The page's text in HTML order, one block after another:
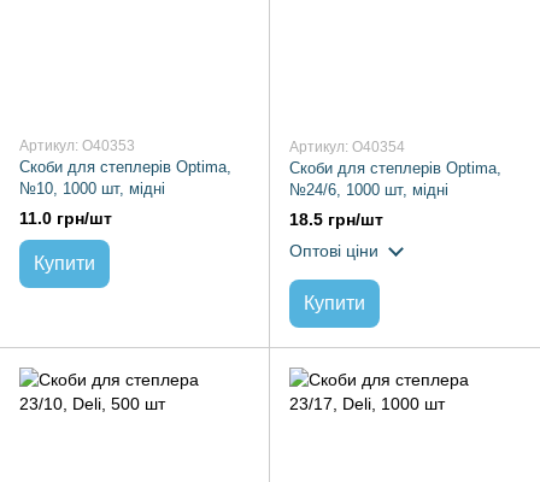
Артикул: O40353
Скоби для степлерів Optima,
№10, 1000 шт, мідні
11.0 грн/шт
Купити
Артикул: O40354
Скоби для степлерів Optima,
№24/6, 1000 шт, мідні
18.5 грн/шт
Оптові ціни
Купити